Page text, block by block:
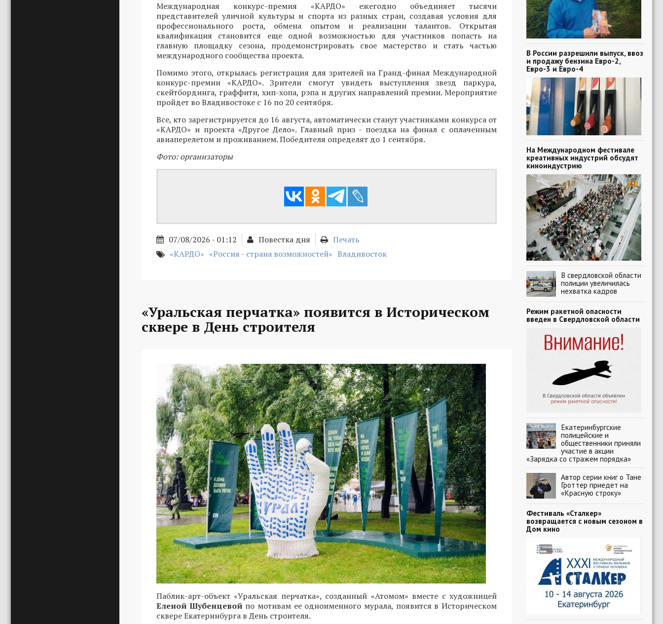
Международная конкурс-премия «КАРДО» ежегодно объединяет тысячи
представителей уличной культуры и спорта из разных стран, создавая условия для
профессионального роста, обмена опытом и реализации талантов. Открытая
квалификация становится еще одной возможностью для участников попасть на
главную площадку сезона, продемонстрировать свое мастерство и стать частью
международного сообщества проекта.
Помимо этого, открылась регистрация для зрителей на Гранд-финал Международной
конкурс-премии «КАРДО». Зрители смогут увидеть выступления звезд паркура,
скейтбординга, граффити, хип-хопа, рэпа и других направлений премии. Мероприятие
пройдет во Владивостоке с 16 по 20 сентября.
Все, кто зарегистрируется до 16 августа, автоматически станут участниками конкурса от
«КАРДО» и проекта «Другое Дело». Главный приз - поездка на финал с оплаченным
авиаперелетом и проживанием. Победителя определят до 1 сентября.
Фото: организаторы
07/08/2026 - 01:12 Повестка дня
Печать
«КАРДО» «Россия - страна возможностей» Владивосток
«Уральская перчатка» появится в Историческом
сквере в День строителя
Паблик-арт-объект «Уральская перчатка», созданный «Атомом» вместе с художницей
Еленой Шубенцевой по мотивам ее одноименного мурала, появится в Историческом
сквере Екатеринбурга в День строителя.
В России разрешили выпуск, ввоз
и продажу бензина Евро-2,
Евро-3 и Евро-4
На Международном фестивале
креативных индустрий обсудят
киноиндустрию
В свердловской области
полиции увеличилась
нехватка кадров
Режим ракетной опасности
введен в Свердловской области
Екатеринбургские
полицейские и
общественники приняли
участие в акции
«Зарядка со стражем порядка»
Автор серии книг о Тане
Гроттер приедет на
«Красную строку»
Фестиваль «Сталкер»
возвращается с новым сезоном в
Дом кино